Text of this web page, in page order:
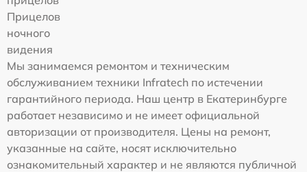
Прицелов
ночного
видения
Мы занимаемся ремонтом и техническим
обслуживанием техники Infratech по истечении
гарантийного периода. Наш центр в Екатеринбурге
работает независимо и не имеет официальной
авторизации от производителя. Цены на ремонт,
указанные на сайте, носят исключительно
ознакомительный характер и не являются публичной